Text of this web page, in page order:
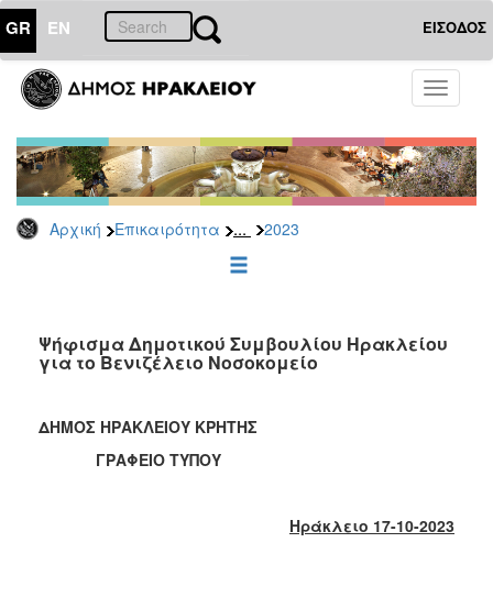
GR EN ΕΙΣΟΔΟΣ
Toggle
Αρχική Επικαιρότητα ... 2023
ΕΠΙΚΑΙΡΟΤΗΤΑ
Τύπου
Αρχείο
2026
2025
2022
2021
2019
2018
Ψήφισμα Δημοτικού Συμβουλίου Ηρακλείου
για το Βενιζέλειο Νοσοκομείο
ΔΗΜΟΣ ΗΡΑΚΛΕΙΟΥ ΚΡΗΤΗΣ
ΓΡΑΦΕΙΟ ΤΥΠΟΥ
Ηράκλειο 17-10-2023